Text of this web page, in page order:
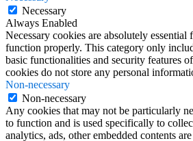
Necessary
Always Enabled
Necessary cookies are absolutely essential
function properly. This category only
basic functionalities and security features
cookies do not store any personal
Non-necessary
Non-necessary
Any cookies that may not be particularly
to function and is used specifically to
analytics, ads, other embedded contents